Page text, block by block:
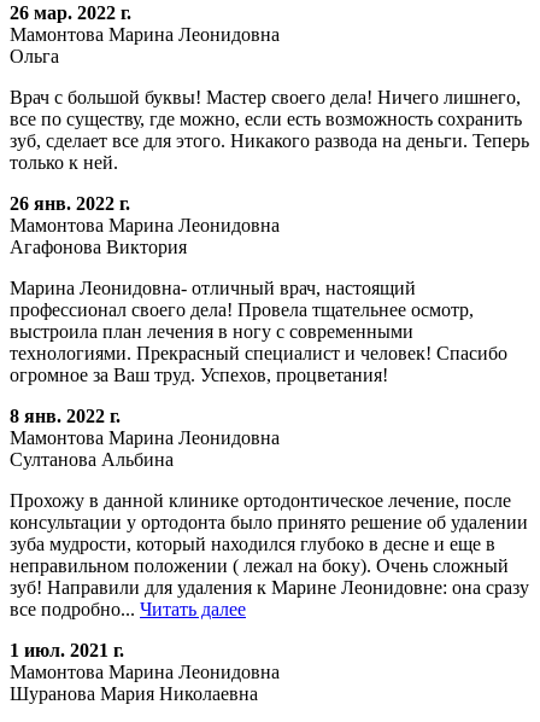
26 мар. 2022 г.
Мамонтова Марина Леонидовна
Ольга
Врач с большой буквы! Мастер своего дела! Ничего лишнего,
все по существу, где можно, если есть возможность сохранить
зуб, сделает все для этого. Никакого развода на деньги. Теперь
только к ней.
26 янв. 2022 г.
Мамонтова Марина Леонидовна
Агафонова Виктория
Марина Леонидовна- отличный врач, настоящий
профессионал своего дела! Провела тщательнее осмотр,
выстроила план лечения в ногу с современными
технологиями. Прекрасный специалист и человек! Спасибо
огромное за Ваш труд. Успехов, процветания!
8 янв. 2022 г.
Мамонтова Марина Леонидовна
Султанова Альбина
Прохожу в данной клинике ортодонтическое лечение, после
консультации у ортодонта было принято решение об удалении
зуба мудрости, который находился глубоко в десне и еще в
неправильном положении ( лежал на боку). Очень сложный
зуб! Направили для удаления к Марине Леонидовне: она сразу
все подробно... Читать далее
1 июл. 2021 г.
Мамонтова Марина Леонидовна
Шуранова Мария Николаевна